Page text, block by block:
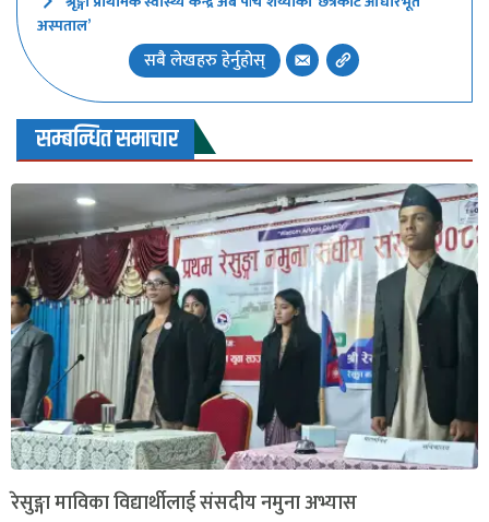
अस्पताल’
सबै लेखहरु हेर्नुहोस्
सम्बन्धित समाचार
रेसुङ्गा माविका विद्यार्थीलाई संसदीय नमुना अभ्यास